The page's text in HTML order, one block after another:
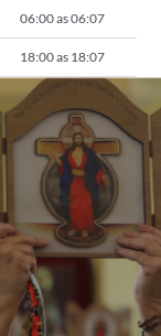
06:00 as 06:07
18:00 as 18:07